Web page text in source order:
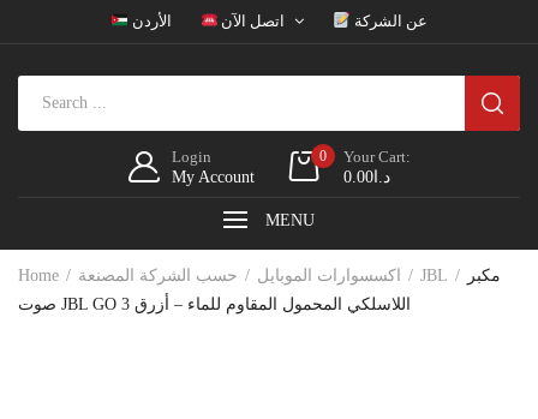
الأردن اتصل الآن عن الشركة
Login
My Account
0
Your Cart:
د.ا0.00
MENU
Home اكسسوارات الموبايل حسب الشركة المصنعة JBL
مكبر
صوت JBL GO 3 اللاسلكي المحمول المقاوم للماء – أزرق